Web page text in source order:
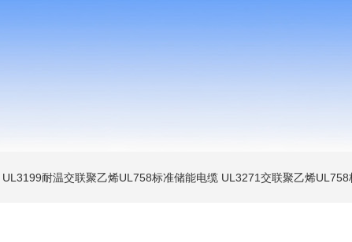
UL3199耐温交联聚乙烯UL758标准储能电缆 UL3271交联聚乙烯UL758标